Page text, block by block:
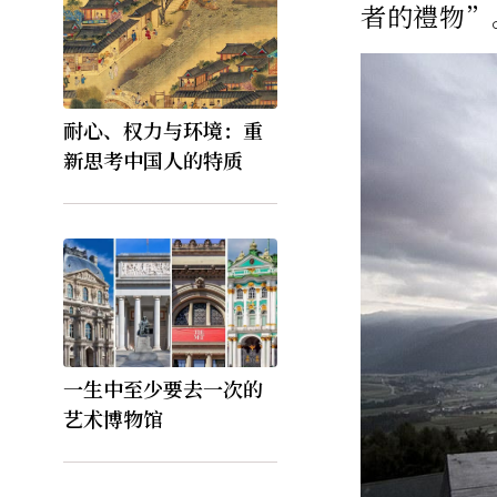
耐心、权力与环境：重
新思考中国人的特质
一生中至少要去一次的
艺术博物馆
者的禮物”